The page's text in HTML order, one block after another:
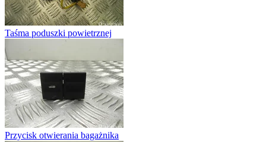
Taśma poduszki powietrznej
Przycisk otwierania bagażnika